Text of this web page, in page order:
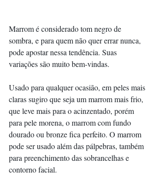
Marrom é considerado tom negro de
sombra, e para quem não quer errar nunca,
pode apostar nessa tendência. Suas
variações são muito bem-vindas.
Usado para qualquer ocasião, em peles mais
claras sugiro que seja um marrom mais frio,
que leve mais para o acinzentado, porém
para pele morena, o marrom com fundo
dourado ou bronze fica perfeito. O marrom
pode ser usado além das pálpebras, também
para preenchimento das sobrancelhas e
contorno facial.